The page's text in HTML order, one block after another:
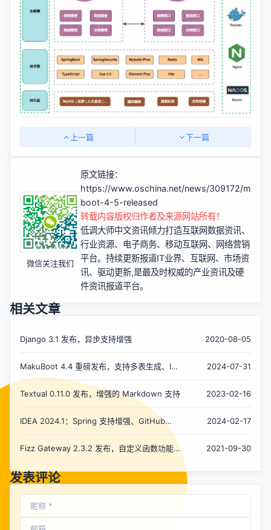
上一篇 下一篇
微信关注我们
原文链接：
https://www.oschina.net/news/309172/maku-
boot-4-5-released
转载内容版权归作者及来源网站所有！
低调大师中文资讯倾力打造互联网数据资讯、
行业资源、电子商务、移动互联网、网络营销
平台。持续更新报道IT业界、互联网、市场资
讯、驱动更新,是最及时权威的产业资讯及硬
件资讯报道平台。
相关文章
Django 3.1 发布，异步支持增强 2020-08-05
MakuBoot 4.4 重磅发布，支持多表生成、IoT
等功能
2024-07-31
Textual 0.11.0 发布，增强的 Markdown 支持 2023-02-16
IDEA 2024.1：Spring 支持增强、GitHub
2024-02-17
Fizz Gateway 2.3.2 发布，自定义函数功能增
2021-09-30
发表评论